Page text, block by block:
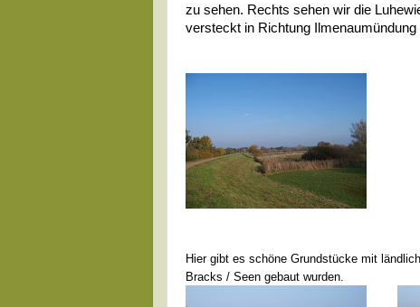
zu sehen. Rechts sehen wir die
versteckt in Richtung Ilmenaumündung
Hier gibt es schöne Grundstücke mit
Bracks / Seen gebaut wurden.